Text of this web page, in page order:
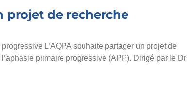
projet de recherche
L’AQPA souhaite partager un projet de
primaire progressive (APP). Dirigé par le Dr